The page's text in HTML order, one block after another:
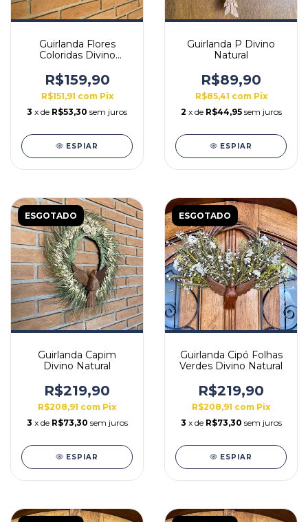
Guirlanda Flores
Coloridas Divino
R$159,90
R$151,91 com Pix
3 x de R$53,30 sem juros
ESPIAR
Guirlanda P Divino
Natural
R$89,90
R$85,41 com Pix
2 x de R$44,95 sem juros
ESPIAR
ESGOTADO
Guirlanda Capim
Divino Natural
R$219,90
R$208,91 com Pix
3 x de R$73,30 sem juros
ESPIAR
ESGOTADO
Guirlanda Cipó Folhas
Verdes Divino Natural
R$219,90
R$208,91 com Pix
3 x de R$73,30 sem juros
ESPIAR